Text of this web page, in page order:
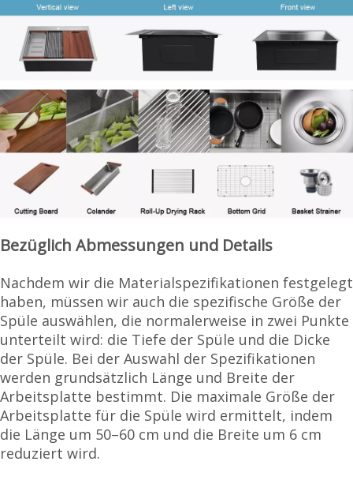
Bezüglich Abmessungen und Details
Nachdem wir die Materialspezifikationen festgelegt
haben, müssen wir auch die spezifische Größe der
Spüle auswählen, die normalerweise in zwei Punkte
unterteilt wird: die Tiefe der Spüle und die Dicke
der Spüle. Bei der Auswahl der Spezifikationen
werden grundsätzlich Länge und Breite der
Arbeitsplatte bestimmt. Die maximale Größe der
Arbeitsplatte für die Spüle wird ermittelt, indem
die Länge um 50–60 cm und die Breite um 6 cm
reduziert wird.